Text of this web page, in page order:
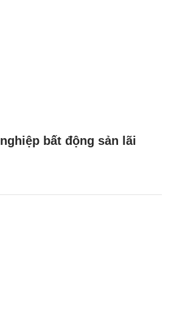
bất động sản lãi